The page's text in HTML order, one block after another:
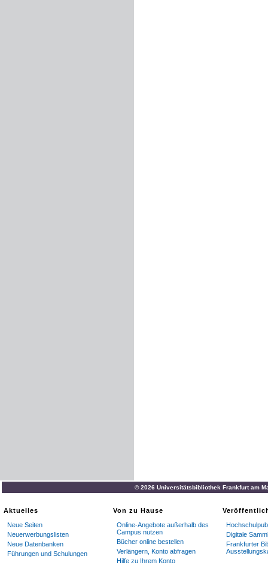
© 2026 Universitätsbibliothek Frankfurt am
Aktuelles
Neue Seiten
Neuerwerbungslisten
Neue Datenbanken
Führungen und Schulungen
Von zu Hause
Online-Angebote außerhalb des
Campus nutzen
Bücher online bestellen
Verlängern, Konto abfragen
Hilfe zu Ihrem Konto
Digitale
Frankfurter